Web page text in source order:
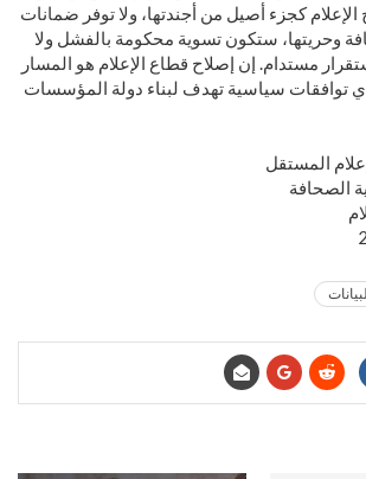
كجزء أصيل من أجندتها، ولا توفر ضمانات
وحريتها، ستكون تسوية محكومة بالفشل ولا
مستدام. إن إصلاح قطاع الإعلام هو المسار
توافقات سياسية تهدف لبناء دولة المؤسسات